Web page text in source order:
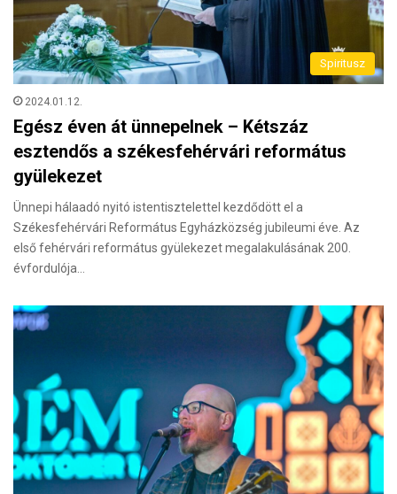
Spiritusz
2024.01.12.
Egész éven át ünnepelnek – Kétszáz
esztendős a székesfehérvári református
gyülekezet
Ünnepi hálaadó nyitó istentisztelettel kezdődött el a
Székesfehérvári Református Egyházközség jubileumi éve. Az
első fehérvári református gyülekezet megalakulásának 200.
évfordulója…